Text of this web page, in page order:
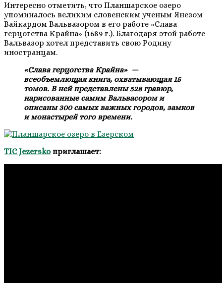
Интересно отметить, что Планшарское озеро
упоминалось великим словенским ученым Янезом
Вайкардом Вальвазором в его работе «Слава
герцогства Крайна» (1689 г.). Благодаря этой работе
Вальвазор хотел представить свою Родину
иностранцам.
«Слава герцогства Крайна» —
всеобъемлющая книга, охватывающая 15
томов. В ней представлены 528 гравюр,
нарисованные самим Вальвасором и
описаны 300 самых важных городов, замков
и монастырей того времени.
TIC Jezerskoприглашает: